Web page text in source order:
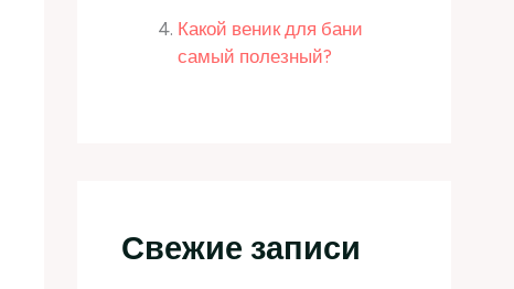
Какой веник для бани
самый полезный?
Свежие записи